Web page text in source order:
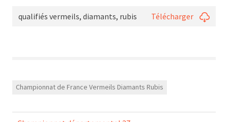
qualifiés vermeils, diamants, rubis Télécharger
Championnat de France Vermeils Diamants Rubis